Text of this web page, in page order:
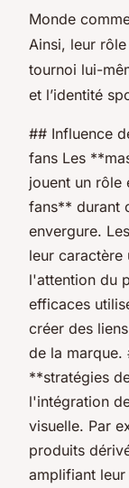
Monde
Ainsi, leur
tournoi lui-
et l’identité
## Influence
fans Les
jouent un rôle
fans** durant
envergure.
leur caractère
l'attention du
efficaces
créer des
de la marque.
**stratégies
l'intégration
visuelle. Par
produits
amplifiant